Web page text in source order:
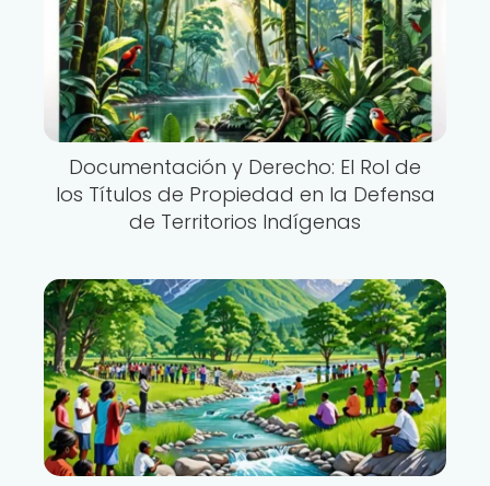
Documentación y Derecho: El Rol de
los Títulos de Propiedad en la Defensa
de Territorios Indígenas